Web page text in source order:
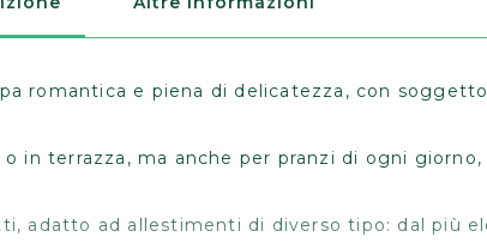
romantica e piena di delicatezza, con
in terrazza, ma anche per pranzi di ogni
adatto ad allestimenti di diverso tipo: dal più